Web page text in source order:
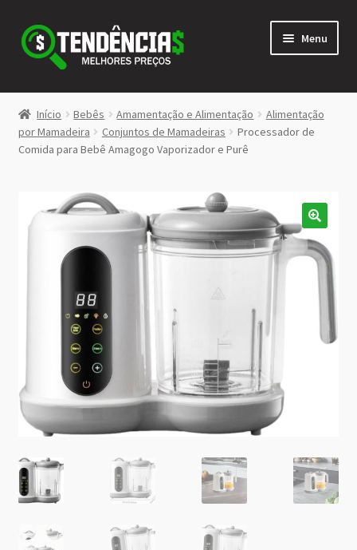
Pular
para
navegação
Pular
para
conteúdo
Menu
LOJA
<>
Início Bebês Amamentação e Alimentação
Alimentação
por Mamadeira
Conjuntos de Mamadeiras
Processador de
Comida para Bebê Amagogo Vaporizador e Purê